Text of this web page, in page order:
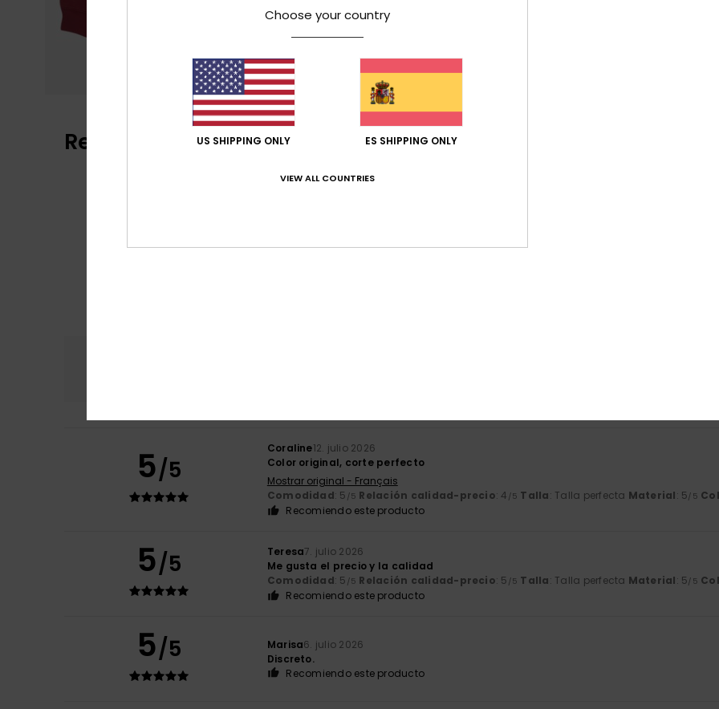
Reseñas de los clientes
4.6
5/5
Coraline12. julio 2026
Color original, corte perfecto
Mostrar original - Français
Comodidad: 5 /5 Relación calidad-precio: 4 /5 Talla: Talla perfecta Material: 5/5
Recomiendo este producto
5/5 Teresa7. julio 2026
Me gusta el precio y la calidad
Comodidad: 5 /5 Relación calidad-precio: 5 /5 Talla: Talla perfecta Material: 5/5
Recomiendo este producto
5/5 Marisa6. julio 2026
Discreto.
Recomiendo este producto
Choose your country
US SHIPPING ONLY ES SHIPPING ONLY
VIEW ALL COUNTRIES